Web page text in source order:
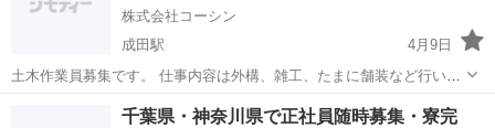
株式会社コーシン
成田駅
4月9日
土木作業員募集です。 仕事内容は外構、雑工、たまに舗装など行いま
す 日給14000〜で相談受け付けてます。
成田市 成田駅 土木 土木作業員
千葉県・神奈川県で正社員随時募集・寮完